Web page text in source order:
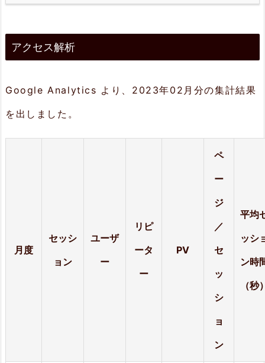
1.
ク
ス
解
ン
アクセス解析
Google Analytics より、2023年02月分の集計結果
を出しました。
月度
セッシ
ョン
ユーザ
ー
リピ
ータ
ー
PV
ペ
ー
ジ
／
セ
ッ
シ
ョ
ン
平均
ッシ
ン時
（秒